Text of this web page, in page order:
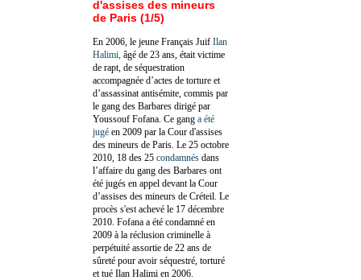
d'assises des mineurs
de Paris (1/5)
En 2006, le jeune Français Juif Ilan
Halimi, âgé de 23 ans, était victime
de rapt, de séquestration
accompagnée d’actes de torture et
d’assassinat antisémite, commis par
le gang des Barbares dirigé par
Youssouf Fofana. Ce gang a été
jugé en 2009 par la Cour d'assises
des mineurs de Paris. Le 25 octobre
2010, 18 des 25 condamnés dans
l’affaire du gang des Barbares ont
été jugés en appel devant la Cour
d’assises des mineurs de Créteil. Le
procès s'est achevé le 17 décembre
2010. Fofana a été condamné en
2009 à la réclusion criminelle à
perpétuité assortie de 22 ans de
sûreté pour avoir séquestré, torturé
et tué Ilan Halimi en 2006.